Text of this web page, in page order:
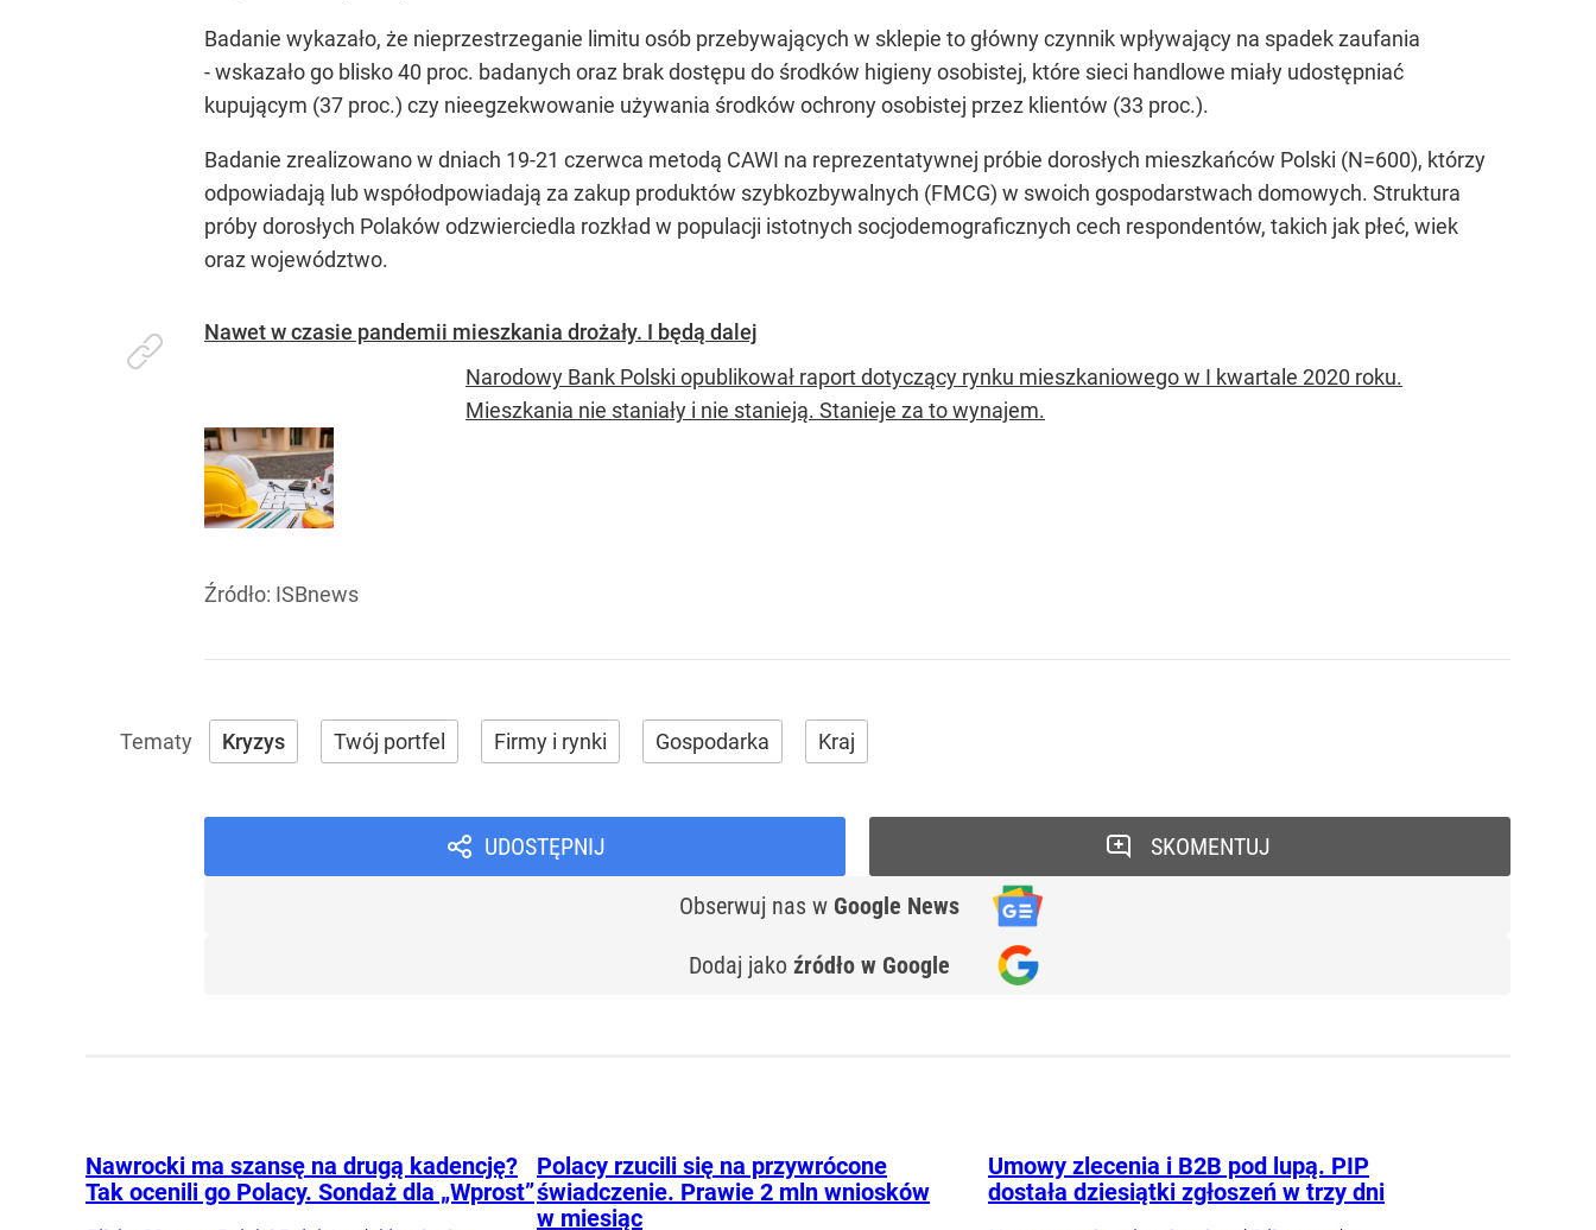
Badanie wykazało, że nieprzestrzeganie limitu osób przebywających w sklepie to główny czynnik wpływający na spadek zaufania
- wskazało go blisko 40 proc. badanych oraz brak dostępu do środków higieny osobistej, które sieci handlowe miały udostępniać
kupującym (37 proc.) czy nieegzekwowanie używania środków ochrony osobistej przez klientów (33 proc.).
Badanie zrealizowano w dniach 19-21 czerwca metodą CAWI na reprezentatywnej próbie dorosłych mieszkańców Polski (N=600), którzy
odpowiadają lub współodpowiadają za zakup produktów szybkozbywalnych (FMCG) w swoich gospodarstwach domowych. Struktura
próby dorosłych Polaków odzwierciedla rozkład w populacji istotnych socjodemograficznych cech respondentów, takich jak płeć, wiek
oraz województwo.
Nawet w czasie pandemii mieszkania drożały. I będą dalej
Narodowy Bank Polski opublikował raport dotyczący rynku mieszkaniowego w I kwartale 2020 roku.
Mieszkania nie staniały i nie stanieją. Stanieje za to wynajem.
Źródło: ISBnews
Kryzys Twój portfel Firmy i rynki Gospodarka Kraj
UDOSTĘPNIJ
Obserwuj nas w Google News
Dodaj jako źródło w Google
SKOMENTUJ
Nawrocki ma szansę na drugą kadencję?
Tak ocenili go Polacy. Sondaż dla „Wprost”
Polacy rzucili się na przywrócone
świadczenie. Prawie 2 mln wniosków
w miesiąc
Umowy zlecenia i B2B pod lupą. PIP
dostała dziesiątki zgłoszeń w trzy dni